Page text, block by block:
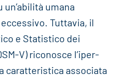
umana
Tuttavia, il
e Statistico dei
V) riconosce l’iper-
caratteristica associata